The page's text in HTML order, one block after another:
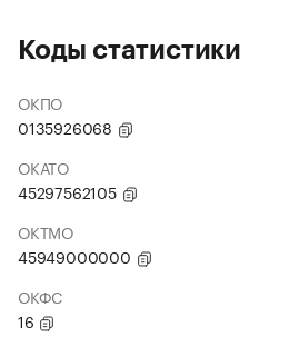
Коды статистики
ОКПО
0135926068
ОКАТО
45297562105
ОКТМО
45949000000
ОКФС
16